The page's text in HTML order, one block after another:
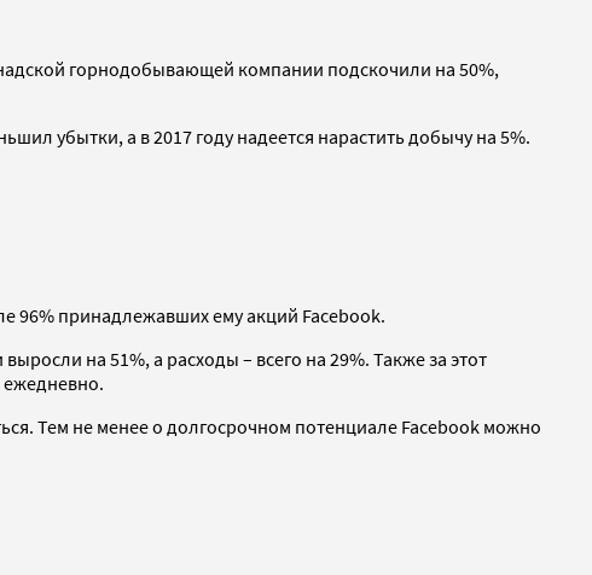
горнодобывающей компании подскочили на 50%,
убытки, а в 2017 году надеется нарастить добычу на 5%.
96% принадлежавших ему акций Facebook.
на 51%, а расходы – всего на 29%. Также за этот
ежедневно.
Тем не менее о долгосрочном потенциале Facebook можно